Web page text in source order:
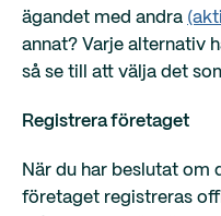
ägandet med andra
annat? Varje alternativ
så se till att välja det
Registrera företaget
När du har beslutat
företaget registreras